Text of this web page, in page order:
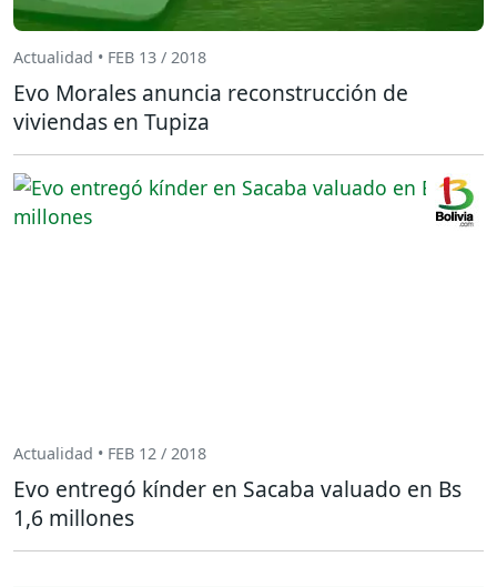
Actualidad • FEB 13 / 2018
Evo Morales anuncia reconstrucción de
viviendas en Tupiza
Actualidad • FEB 12 / 2018
Evo entregó kínder en Sacaba valuado en Bs
1,6 millones